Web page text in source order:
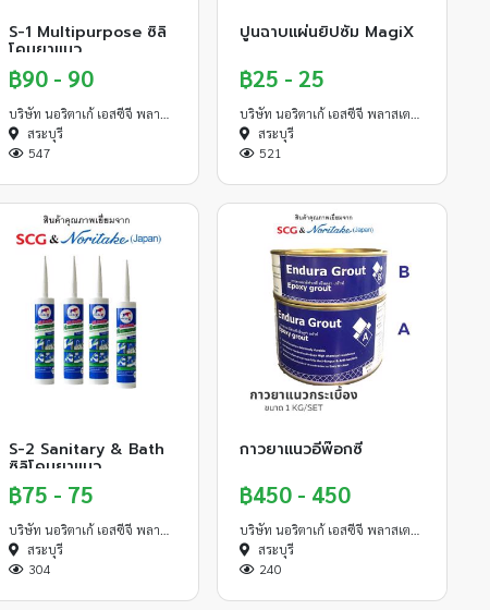
S-1 Multipurpose ซิลิ
โคนยาแนว
฿90 - 90
สระบุรี
547
ปูนฉาบแผ่นยิปซั่ม MagiX
฿25 - 25
สระบุรี
521
S-2 Sanitary & Bath
ซิลิโคนยาแนว
฿75 - 75
บริษัท นอริตาเก้ เอสซีจี พลาสเตอร์ จำกัด
สระบุรี
304
กาวยาแนวอีพ๊อกซี่
฿450 - 450
บริษัท นอริตาเก้ เอสซีจี พลาสเตอร์ จำกัด
สระบุรี
240